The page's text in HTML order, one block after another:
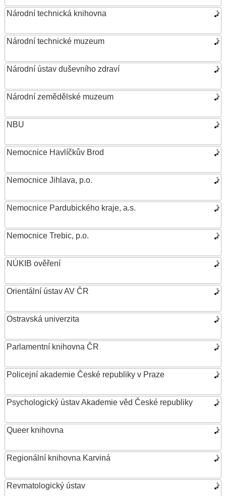
Národní technická knihovna
Národní technické muzeum
Národní ústav duševního zdraví
Národní zemědělské muzeum
NBU
Nemocnice Havlíčkův Brod
Nemocnice Jihlava, p.o.
Nemocnice Pardubického kraje, a.s.
Nemocnice Trebic, p.o.
NÚKIB ověření
Orientální ústav AV ČR
Ostravská univerzita
Parlamentní knihovna ČR
Policejní akademie České republiky v Praze
Psychologický ústav Akademie věd České republiky
Queer knihovna
Regionální knihovna Karviná
Revmatologický ústav